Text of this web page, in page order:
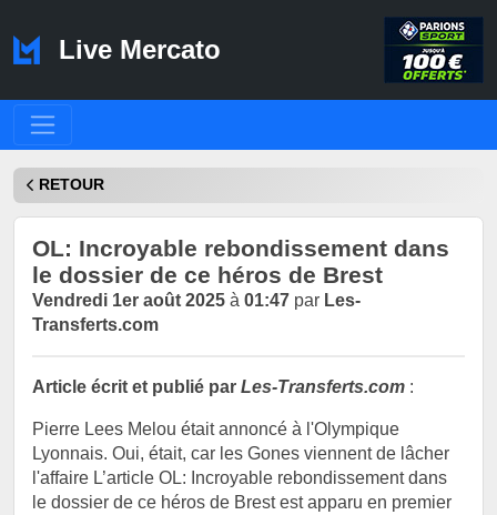
Live Mercato
RETOUR
OL: Incroyable rebondissement dans
le dossier de ce héros de Brest
Vendredi 1er août 2025 à 01:47 par Les-
Transferts.com
Article écrit et publié par Les-Transferts.com :
Pierre Lees Melou était annoncé à l'Olympique
Lyonnais. Oui, était, car les Gones viennent de lâcher
l'affaire L’article OL: Incroyable rebondissement dans
le dossier de ce héros de Brest est apparu en premier